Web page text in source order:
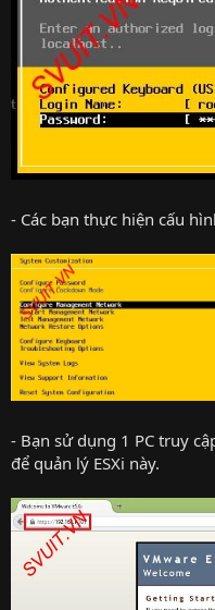
- Các bạn thực hiện cấu
- Bạn sử dụng 1 PC truy
để quản lý ESXi này.